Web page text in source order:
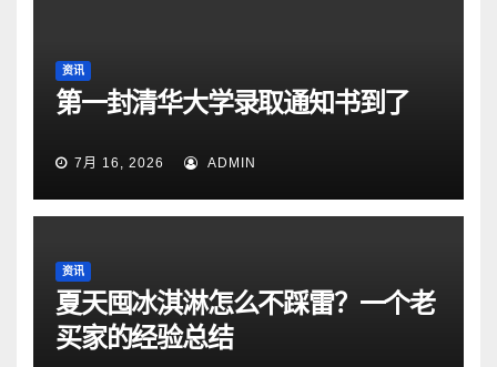
资讯
第一封清华大学录取通知书到了
7月 16, 2026 ADMIN
资讯
夏天囤冰淇淋怎么不踩雷？一个老
买家的经验总结